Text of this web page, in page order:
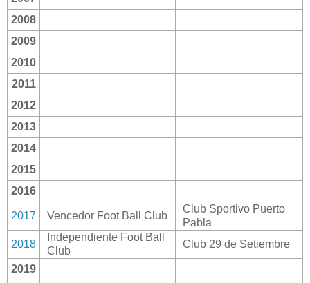
2008
2009
2010
2011
2012
2013
2014
2015
2016
2017 Vencedor Foot Ball Club
Club Sportivo Puerto
Pabla
2018
Independiente Foot Ball
Club
Club 29 de Setiembre
2019